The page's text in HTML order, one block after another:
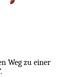
Weg zu einer